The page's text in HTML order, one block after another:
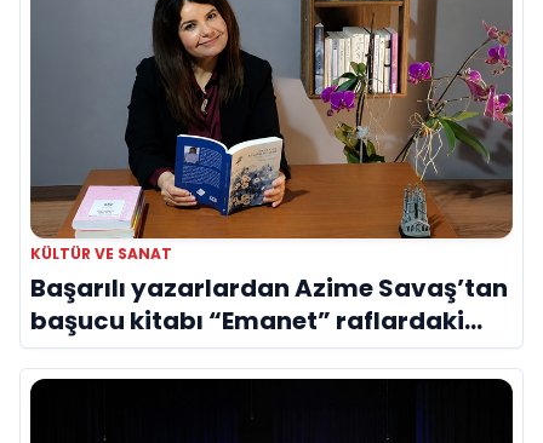
KÜLTÜR VE SANAT
Başarılı yazarlardan Azime Savaş’tan
başucu kitabı “Emanet” raflardaki
yerini aldı